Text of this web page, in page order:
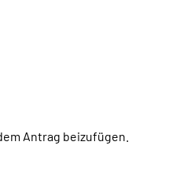
Antrag beizufügen.